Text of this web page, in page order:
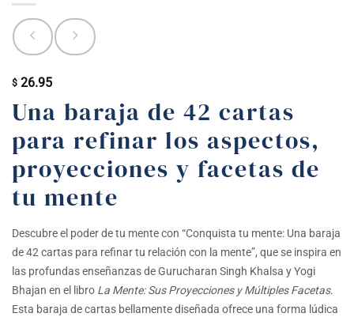
$ 26.95
Una baraja de 42 cartas
para refinar los aspectos,
proyecciones y facetas de
tu mente
Descubre el poder de tu mente con “Conquista tu mente: Una baraja
de 42 cartas para refinar tu relación con la mente”, que se inspira en
las profundas enseñanzas de Gurucharan Singh Khalsa y Yogi
Bhajan en el libro La Mente: Sus Proyecciones y Múltiples Facetas.
Esta baraja de cartas bellamente diseñada ofrece una forma lúdica